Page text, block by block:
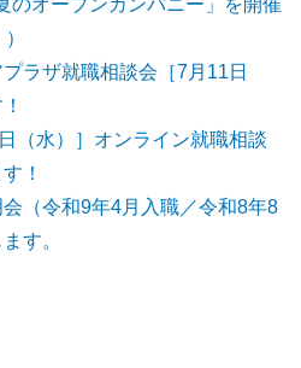
のオープンカンパニー」を開催
ラザ就職相談会［7月11日
（水）］オンライン就職相談
！
会（令和9年4月入職／令和8年8
す。